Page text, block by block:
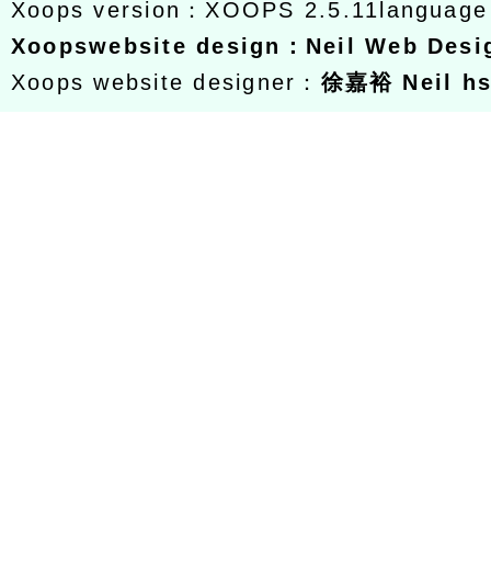
Xoops version： XOOPS 2.5.11
Xoopswebsite design ： Neil Web
Xoops website designer： 徐嘉裕 Neil